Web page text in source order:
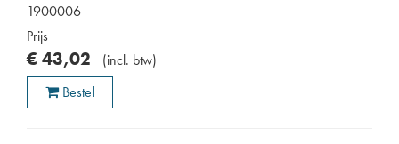
1900006
Prijs
€ 43,02 (incl. btw)
Bestel